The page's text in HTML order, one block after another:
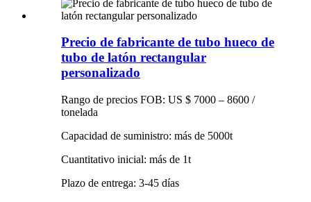
Precio de fabricante de tubo hueco de
tubo de latón rectangular
personalizado
Rango de precios FOB: US $ 7000 – 8600 /
tonelada
Capacidad de suministro: más de 5000t
Cuantitativo inicial: más de 1t
Plazo de entrega: 3-45 días